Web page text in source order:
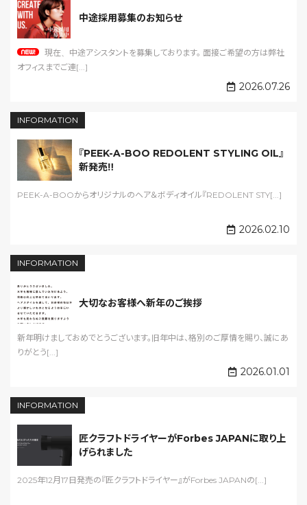
中途採用募集のお知らせ
オフィスまでご連[...]
2026.07.26
INFORMATION
『PEEK-A-BOO REDOLENT STYLING OIL』
新発売‼️
PEEK-A-BOOからオリジナルのヘア＆ボディオイル『REDOLENT STY[...]
2026.02.10
INFORMATION
大切なお客様へ新年のご挨拶
新年明けましておめでとうございます。旧年中は、格別のご厚情を賜り、誠にあ
りがとう[...]
2026.01.01
INFORMATION
匠クラフトドライヤーがForbes JAPANに取り上
げられました
2025年12月17日発売の『匠クラフトドライヤー』がForbes JAPANの[...]